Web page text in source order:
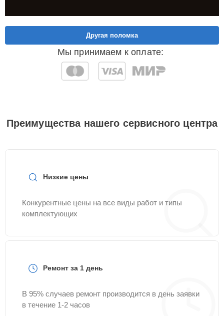
Мы принимаем к оплате:
Другая поломка
Преимущества нашего сервисного центра
Низкие цены
Конкурентные цены на все виды работ и типы
комплектующих
Ремонт за 1 день
В 95% случаев ремонт производится в день заявки
в течение 1-2 часов